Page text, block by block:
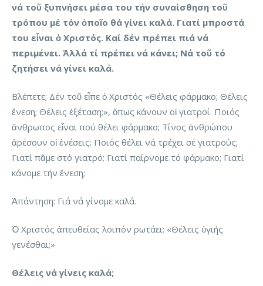
νά τοῦ ξυπνήσει μέσα του τήν συναίσθηση τοῦ
τρόπου μέ τόν ὁποῖο θά γίνει καλά. Γιατί μπροστά
του εἶναι ὁ Χριστός. Καί δέν πρέπει πιά νά
περιμένει. Ἀλλά τί πρέπει νά κάνει; Νά τοῦ τό
ζητήσει νά γίνει καλά.
Βλέπετε; Δέν τοῦ εἶπε ὁ Χριστός «Θέλεις φάρμακο; Θέλεις
ἔνεση; Θέλεις ἐξέταση;», ὅπως κάνουν οἱ γιατροί. Ποιός
ἄνθρωπος εἶναι πού θέλει φάρμακο; Τίνος ἀνθρώπου
ἀρέσουν οἱ ἐνέσεις; Ποιός θέλει νά τρέχει σέ γιατρούς;
Γιατί πᾶμε στό γιατρό; Γιατί παίρνομε τό φάρμακο; Γιατί
κάνομε τήν ἔνεση;
Ἀπάντηση: Γιά νά γίνομε καλά.
Ὁ Χριστός ἀπευθείας λοιπόν ρωτάει: «Θέλεις ὑγιής
γενέσθαι;»
Θέλεις νά γίνεις καλά;